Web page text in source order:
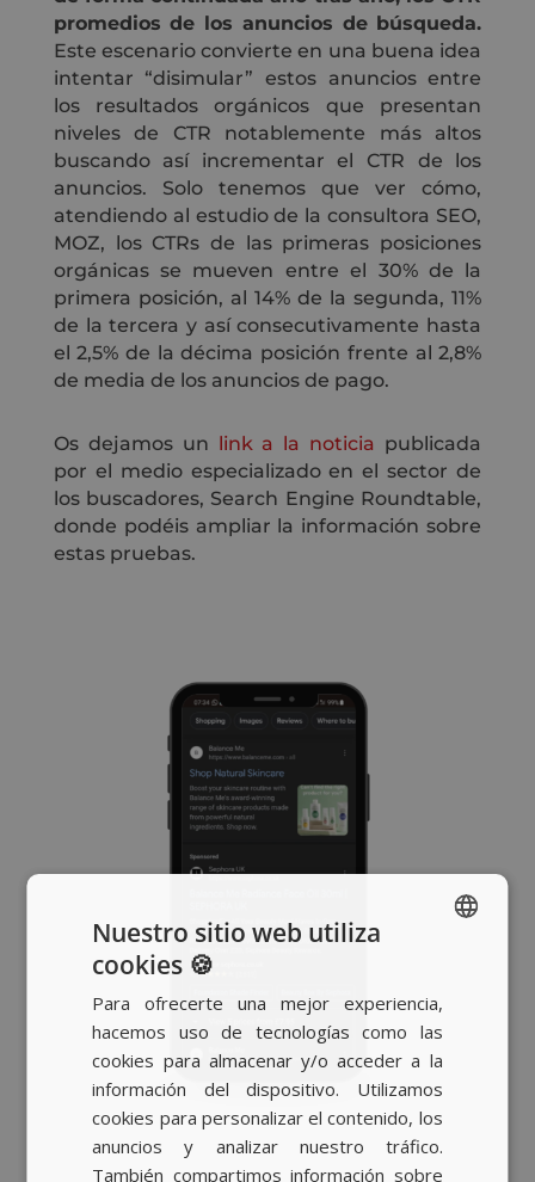
promedios de los anuncios de búsqueda.
Este escenario convierte en una buena idea
intentar “disimular” estos anuncios entre
los resultados orgánicos que presentan
niveles de CTR notablemente más altos
buscando así incrementar el CTR de los
anuncios. Solo tenemos que ver cómo,
atendiendo al estudio de la consultora SEO,
MOZ, los CTRs de las primeras posiciones
orgánicas se mueven entre el 30% de la
primera posición, al 14% de la segunda, 11%
de la tercera y así consecutivamente hasta
el 2,5% de la décima posición frente al 2,8%
de media de los anuncios de pago.
Os dejamos un link a la noticia publicada
por el medio especializado en el sector de
los buscadores, Search Engine Roundtable,
donde podéis ampliar la información sobre
estas pruebas.
BASQUE
ENGLISH
Nuestro sitio web utiliza
cookies 🍪
Para ofrecerte una mejor experiencia,
hacemos uso de tecnologías como las
cookies para almacenar y/o acceder a la
información del dispositivo. Utilizamos
cookies para personalizar el contenido, los
anuncios y analizar nuestro tráfico.
También compartimos información sobre